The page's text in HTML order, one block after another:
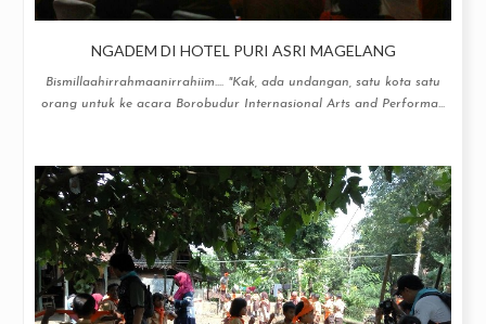
NGADEM DI HOTEL PURI ASRI MAGELANG
Bismillaahirrahmaanirrahiim.... "Kak, ada undangan, satu kota satu
orang untuk ke acara Borobudur Internasional Arts and Performa...